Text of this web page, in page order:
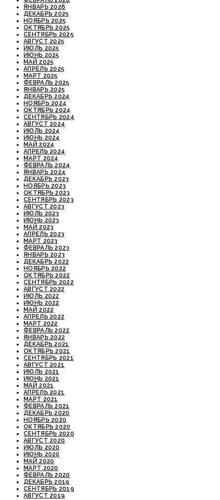
ЯНВАРЬ 2026
ДЕКАБРЬ 2025
НОЯБРЬ 2025
ОКТЯБРЬ 2025
СЕНТЯБРЬ 2025
АВГУСТ 2025
ИЮЛЬ 2025
ИЮНЬ 2025
МАЙ 2025
АПРЕЛЬ 2025
МАРТ 2025
ФЕВРАЛЬ 2025
ЯНВАРЬ 2025
ДЕКАБРЬ 2024
НОЯБРЬ 2024
ОКТЯБРЬ 2024
СЕНТЯБРЬ 2024
АВГУСТ 2024
ИЮЛЬ 2024
ИЮНЬ 2024
МАЙ 2024
АПРЕЛЬ 2024
МАРТ 2024
ФЕВРАЛЬ 2024
ЯНВАРЬ 2024
ДЕКАБРЬ 2023
НОЯБРЬ 2023
ОКТЯБРЬ 2023
СЕНТЯБРЬ 2023
АВГУСТ 2023
ИЮЛЬ 2023
ИЮНЬ 2023
МАЙ 2023
АПРЕЛЬ 2023
МАРТ 2023
ФЕВРАЛЬ 2023
ЯНВАРЬ 2023
ДЕКАБРЬ 2022
НОЯБРЬ 2022
ОКТЯБРЬ 2022
СЕНТЯБРЬ 2022
АВГУСТ 2022
ИЮЛЬ 2022
ИЮНЬ 2022
МАЙ 2022
АПРЕЛЬ 2022
МАРТ 2022
ФЕВРАЛЬ 2022
ЯНВАРЬ 2022
ДЕКАБРЬ 2021
ОКТЯБРЬ 2021
СЕНТЯБРЬ 2021
АВГУСТ 2021
ИЮЛЬ 2021
ИЮНЬ 2021
МАЙ 2021
АПРЕЛЬ 2021
МАРТ 2021
ФЕВРАЛЬ 2021
ДЕКАБРЬ 2020
НОЯБРЬ 2020
ОКТЯБРЬ 2020
СЕНТЯБРЬ 2020
АВГУСТ 2020
ИЮЛЬ 2020
ИЮНЬ 2020
МАЙ 2020
МАРТ 2020
ФЕВРАЛЬ 2020
ДЕКАБРЬ 2019
СЕНТЯБРЬ 2019
АВГУСТ 2019